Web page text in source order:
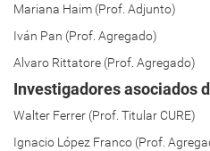
Mariana Haim (Prof. Adjunto)
Iván Pan (Prof. Agregado)
Alvaro Rittatore (Prof. Agregado)
Investigadores asociados
Walter Ferrer (Prof. Titular CURE)
Ignacio López Franco (Prof.